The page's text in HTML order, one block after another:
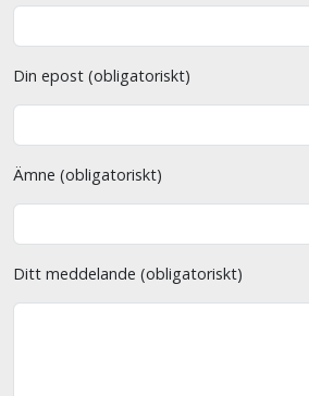
Din epost (obligatoriskt)
Ämne (obligatoriskt)
Ditt meddelande (obligatoriskt)